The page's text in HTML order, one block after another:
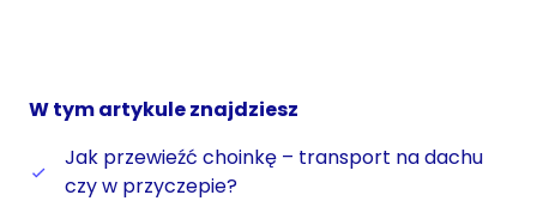
W tym artykule znajdziesz
Jak przewieźć choinkę – transport na dachu
czy w przyczepie?